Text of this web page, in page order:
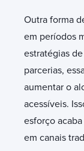
Outra forma
em períodos
estratégias
parcerias,
aumentar o
acessíveis.
esforço
em canais